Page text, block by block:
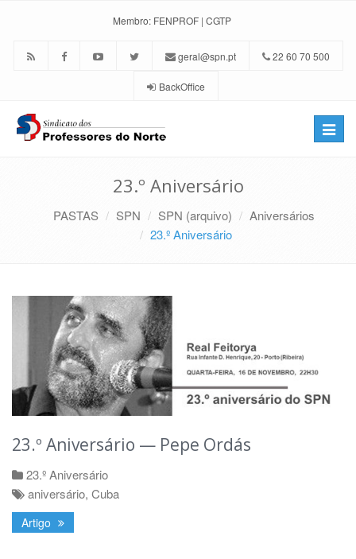
Membro: FENPROF | CGTP
geral@spn.pt 22 60 70 500
BackOffice
Toggle
23.º Aniversário
PASTAS SPN SPN (arquivo)
Aniversários
23.º Aniversário
23.º Aniversário — Pepe Ordás
23.º Aniversário
aniversário, Cuba
Artigo